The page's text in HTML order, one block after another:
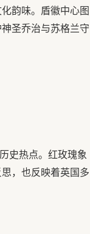
韵味。盾徽中心图
圣乔治与苏格兰守
史热点。红玫瑰象
，也反映着英国多